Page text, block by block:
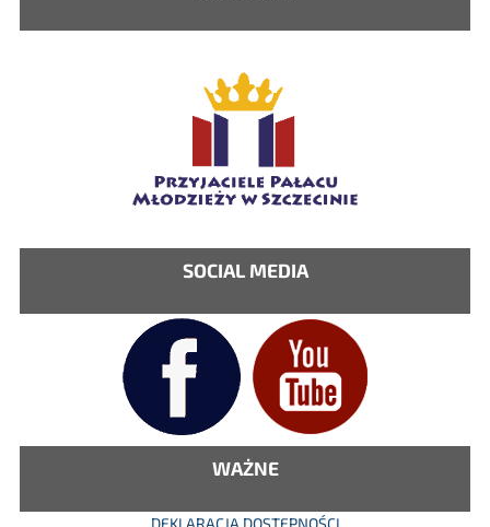
SOCIAL MEDIA
WAŻNE
DEKLARACJA DOSTĘPNOŚCI